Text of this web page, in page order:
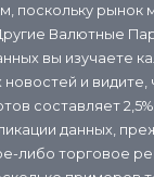
поскольку рынок
Валютные
вы изучаете
и видите,
составляет
данных,
либо торговое